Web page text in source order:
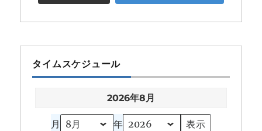
タイムスケジュール
2026年8月
月 年